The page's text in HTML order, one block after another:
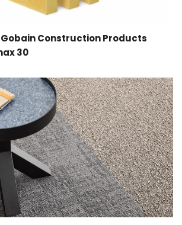
Construction Products
30